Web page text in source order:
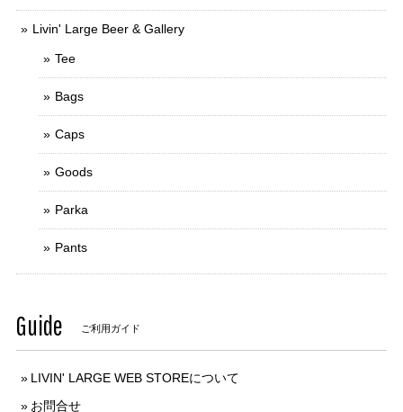
Livin' Large Beer & Gallery
Tee
Bags
Caps
Goods
Parka
Pants
Guide ご利用ガイド
LIVIN' LARGE WEB STOREについて
お問合せ